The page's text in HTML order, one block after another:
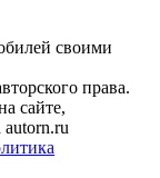
своими
права.
сайте,
autorn.ru